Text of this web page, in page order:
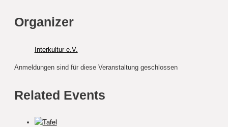
Organizer
Interkultur e.V.
Anmeldungen sind für diese Veranstaltung geschlossen
Related Events